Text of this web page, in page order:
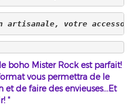
votre
boho Mister Rock est parfait!
vous permettra de le
de faire des envieuses...Et
"